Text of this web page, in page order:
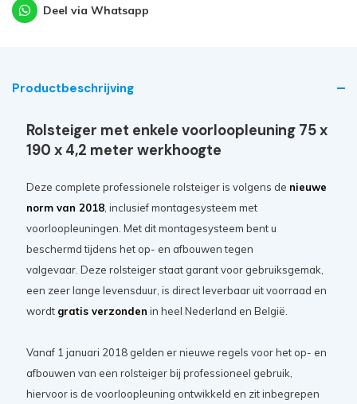
Deel via Whatsapp
Productbeschrijving
Rolsteiger met enkele voorloopleuning 75 x
190 x 4,2 meter werkhoogte
Deze complete professionele rolsteiger is volgens de nieuwe
norm van 2018, inclusief montagesysteem met
voorloopleuningen. Met dit montagesysteem bent u
beschermd tijdens het op- en afbouwen tegen
valgevaar. Deze rolsteiger staat garant voor gebruiksgemak,
een zeer lange levensduur, is direct leverbaar uit voorraad en
wordt gratis verzonden in heel Nederland en België.
Vanaf 1 januari 2018 gelden er nieuwe regels voor het op- en
afbouwen van een rolsteiger bij professioneel gebruik,
hiervoor is de voorloopleuning ontwikkeld en zit inbegrepen